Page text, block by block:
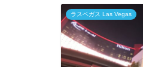
ラスベガス Las Vegas